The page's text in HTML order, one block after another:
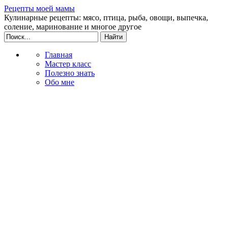
Рецепты моей мамы
Кулинарные рецепты: мясо, птица, рыба, овощи, выпечка,
соление, маринование и многое другое
Главная
Мастер класс
Полезно знать
Обо мне